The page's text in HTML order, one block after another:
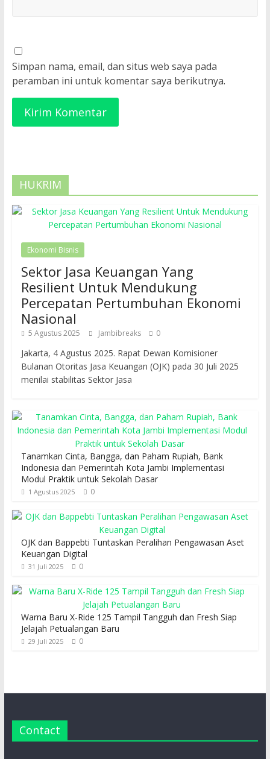
Simpan nama, email, dan situs web saya pada
peramban ini untuk komentar saya berikutnya.
HUKRIM
Ekonomi Bisnis
Sektor Jasa Keuangan Yang
Resilient Untuk Mendukung
Percepatan Pertumbuhan Ekonomi
Nasional
5 Agustus 2025 Jambibreaks 0
Jakarta, 4 Agustus 2025. Rapat Dewan Komisioner
Bulanan Otoritas Jasa Keuangan (OJK) pada 30 Juli 2025
menilai stabilitas Sektor Jasa
Tanamkan Cinta, Bangga, dan Paham Rupiah, Bank
Indonesia dan Pemerintah Kota Jambi Implementasi
Modul Praktik untuk Sekolah Dasar
1 Agustus 2025 0
OJK dan Bappebti Tuntaskan Peralihan Pengawasan Aset
Keuangan Digital
31 Juli 2025 0
Warna Baru X-Ride 125 Tampil Tangguh dan Fresh Siap
Jelajah Petualangan Baru
29 Juli 2025 0
Contact